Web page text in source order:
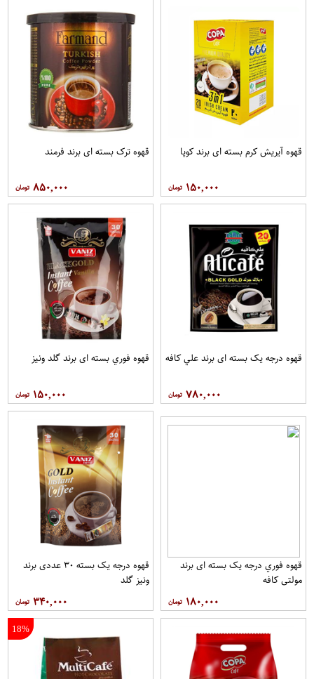
قهوه آيريش کرم بسته ای برند کوپا
۱۵۰,۰۰۰
قهوه ترک بسته ای برند فرمند
۸۵۰,۰۰۰
قهوه درجه یک بسته ای برند علي کافه
۷۸۰,۰۰۰
قهوه فوري بسته ای برند گلد ونيز
۱۵۰,۰۰۰
قهوه فوري درجه یک بسته ای برند
مولتي کافه
۱۸۰,۰۰۰
قهوه درجه یک بسته ۳۰ عددی برند
ونيز گلد
۳۴۰,۰۰۰
18%